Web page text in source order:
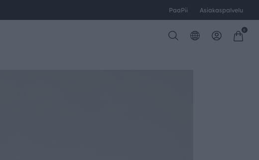
PaaPii Asiakaspalvelu
0